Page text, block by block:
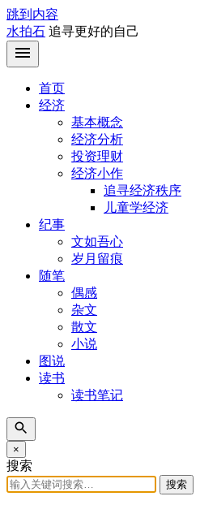
跳到内容
水拍石 追寻更好的自己
首页
经济
基本概念
经济分析
投资理财
经济小作
追寻经济秩序
儿童学经济
纪事
文如吾心
岁月留痕
随笔
偶感
杂文
散文
小说
图说
读书
读书笔记
×
搜索
搜索